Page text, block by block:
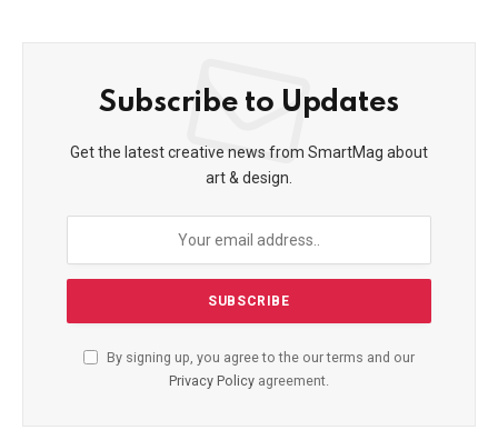
Subscribe to Updates
Get the latest creative news from SmartMag about
art & design.
By signing up, you agree to the our terms and our
Privacy Policy agreement.